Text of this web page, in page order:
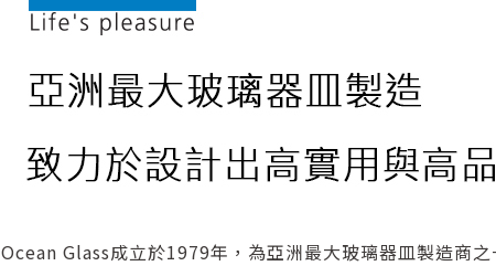
Ocean Glass成立於1979年，為亞洲最大玻璃器皿製造商